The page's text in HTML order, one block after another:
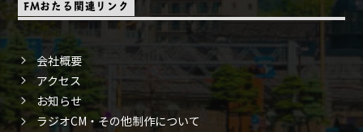
FMおたる関連リンク
会社概要
アクセス
お知らせ
ラジオCM・その他制作について